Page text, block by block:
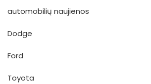
automobilių naujienos
Dodge
Ford
Toyota